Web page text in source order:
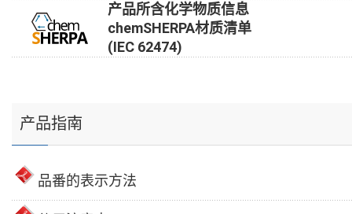
产品所含化学物质信息
chemSHERPA材质清单
(IEC 62474)
产品指南
品番的表示方法